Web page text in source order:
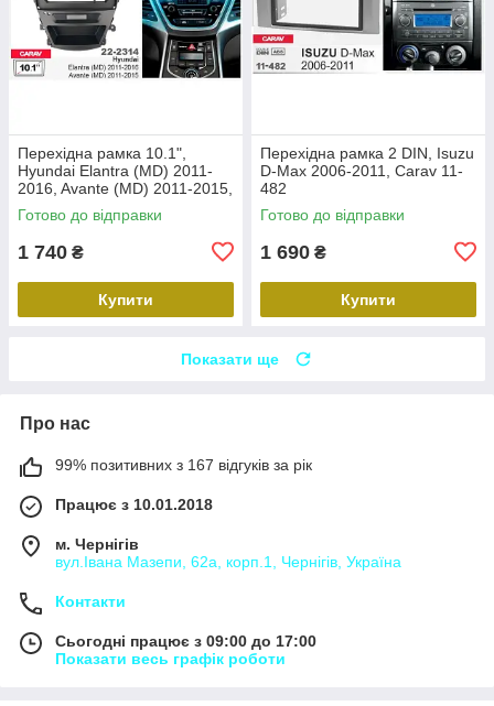
Перехідна рамка 10.1",
Hyundai Elantra (MD) 2011-
2016, Avante (MD) 2011-2015,
Carav 22-2314
Готово до відправки
1 740 ₴
Купити
Перехідна рамка 2 DIN, Isuzu
D-Max 2006-2011, Carav 11-
482
Готово до відправки
1 690 ₴
Купити
Показати ще
Про нас
99% позитивних з 167 відгуків за рік
Працює з 10.01.2018
м. Чернігів
вул.Івана Мазепи, 62а, корп.1, Чернігів, Україна
Контакти
Сьогодні працює з 09:00 до 17:00
Показати весь графік роботи